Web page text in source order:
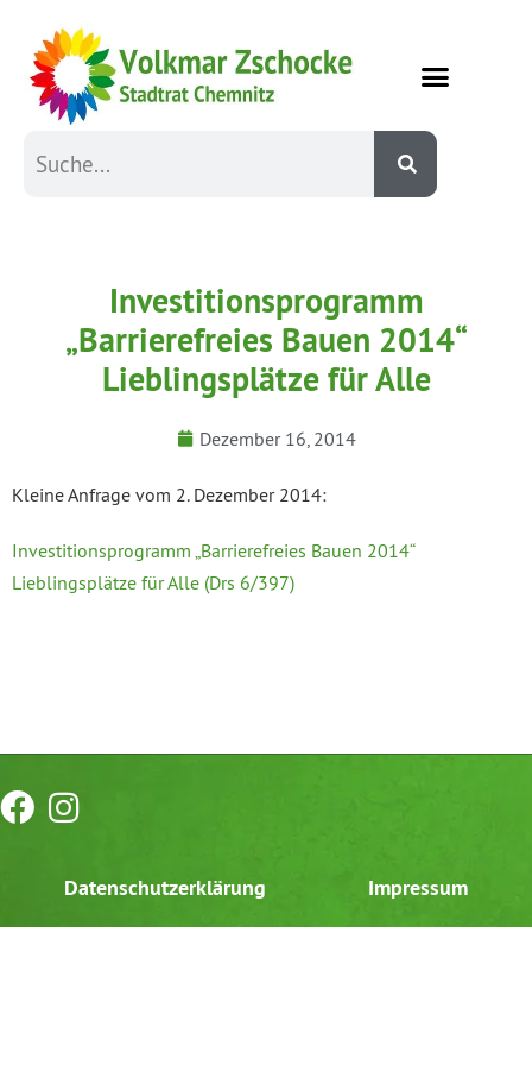
Investitionsprogramm
„Barrierefreies Bauen 2014“
Lieblingsplätze für Alle
Dezember 16, 2014
Kleine Anfrage vom 2. Dezember 2014:
Investitionsprogramm „Barrierefreies Bauen 2014“
Lieblingsplätze für Alle (Drs 6/397)
Datenschutzerklärung Impressum